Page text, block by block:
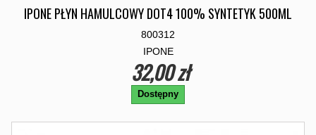
IPONE PŁYN HAMULCOWY DOT4 100% SYNTETYK 500ML
800312
IPONE
32,00 zł
Dostępny